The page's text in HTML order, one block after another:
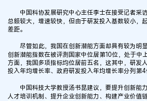
中国科协发展研究中心主任李士在接受记者采
总额较大，增速较快，但由于研发投入基数较小，
差距。
尽管如此，我国在创新潜能方面却具有较为明
创新潜能指数在被评测国家中位居第10位，处于中
方面，我国多项指标均位居前五名，这其中，研发
投入年均增长率、政府研发投入年均增长率分列第4
中国科技大学教授汤书昆建议，要提升创新能
人才培训机制、提升企业创新能力、构建产业价值